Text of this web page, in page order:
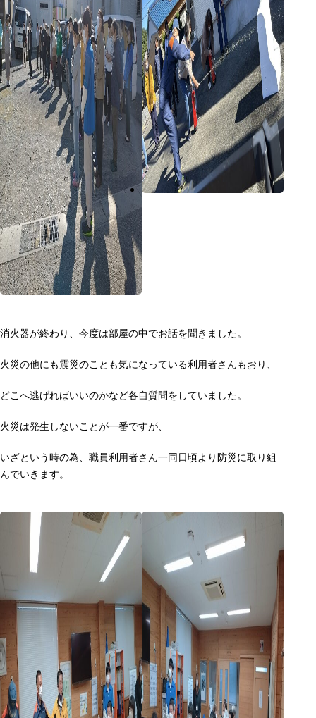
消火器が終わり、今度は部屋の中でお話を聞きました。
火災の他にも震災のことも気になっている利用者さんもおり、
どこへ逃げればいいのかなど各自質問をしていました。
火災は発生しないことが一番ですが、
いざという時の為、職員利用者さん一同日頃より防災に取り組
んでいきます。